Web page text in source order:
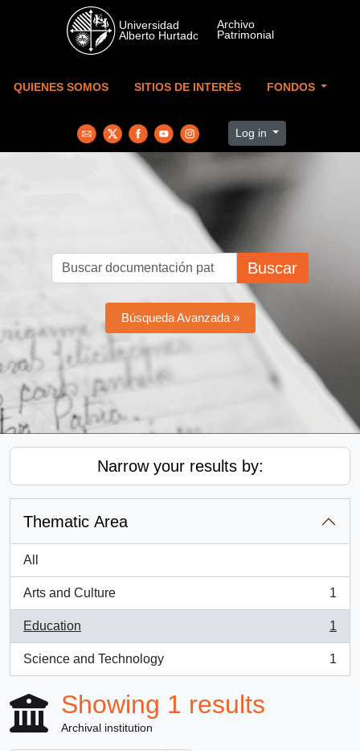
Skip to main content
QUIENES SOMOS SITIOS DE INTERÉS FONDOS
Log in
Buscar
Búsqueda Avanzada »
Narrow your results by:
Thematic Area
All
Arts and Culture
, 1 results
1
Education
, 1 results
1
Science and Technology
, 1 results
1
Showing 1 results
Archival institution